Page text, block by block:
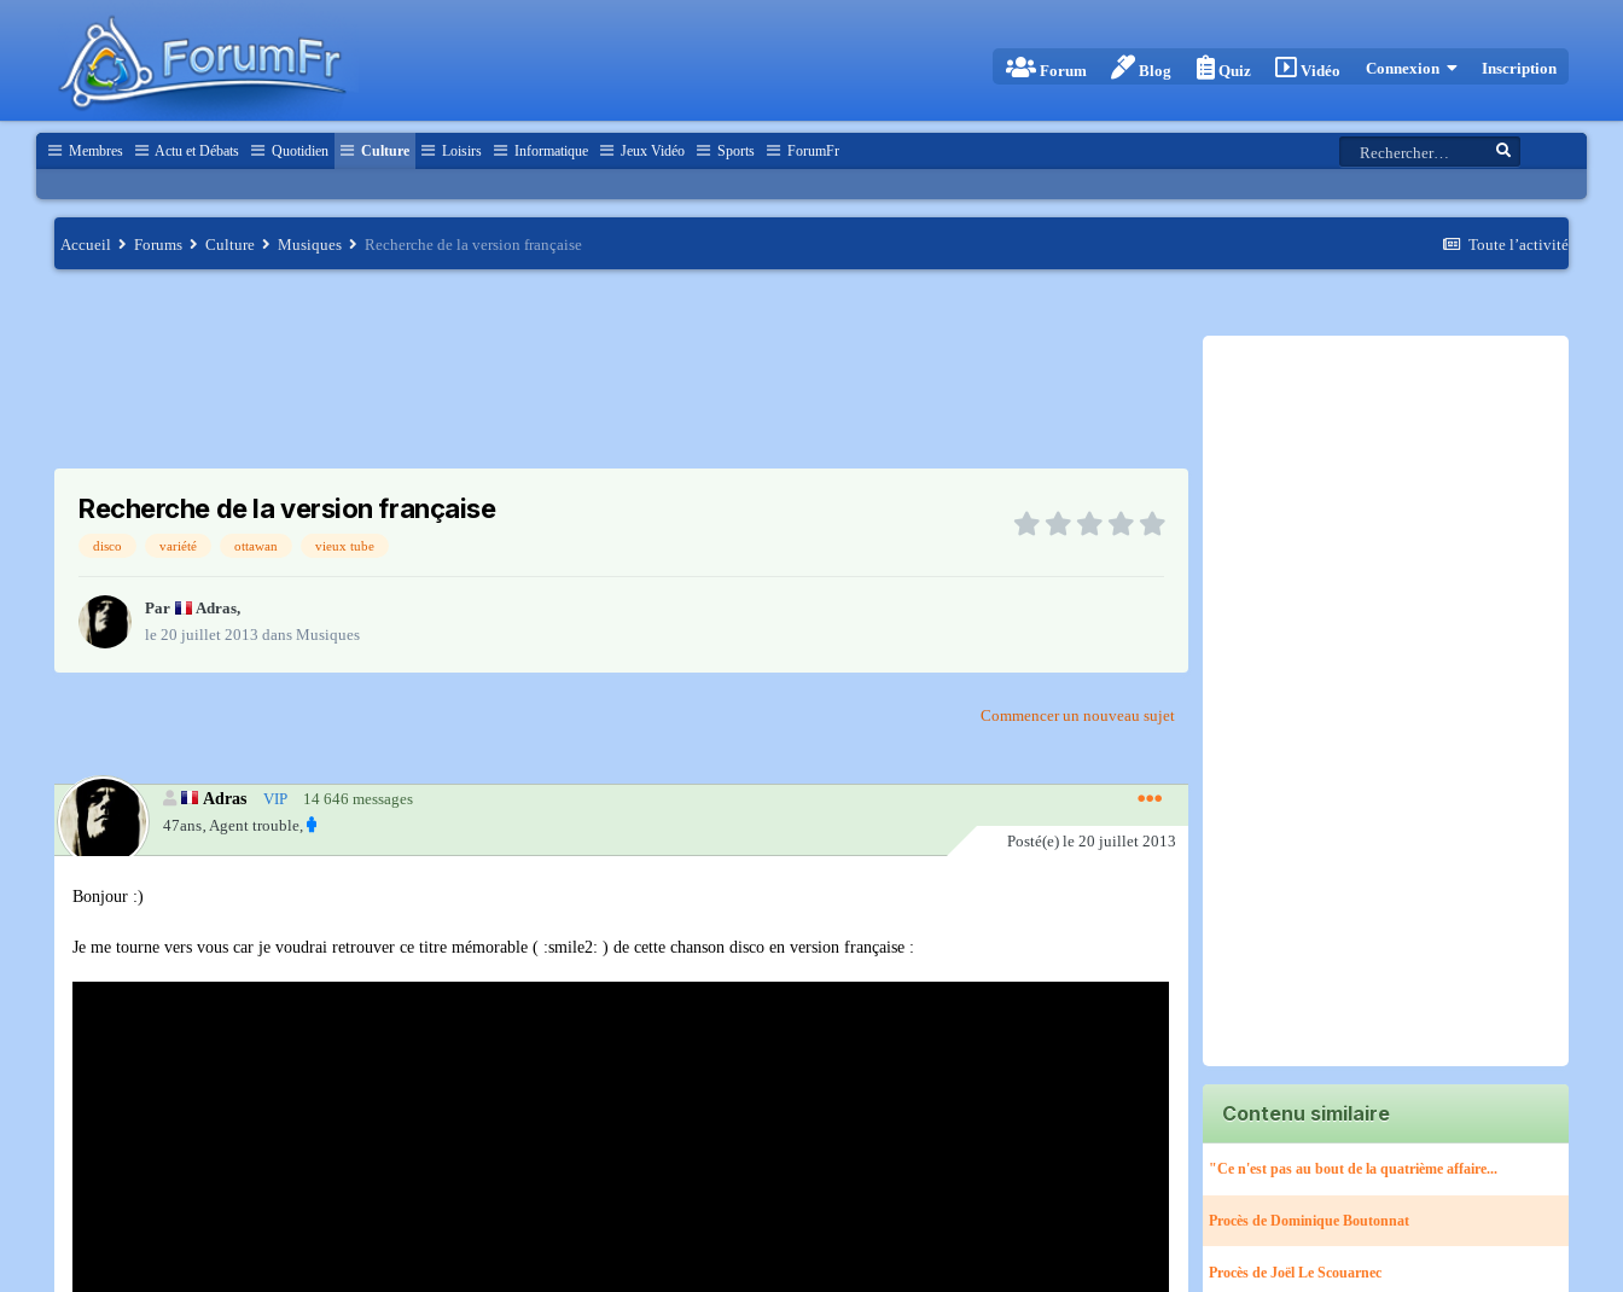
Forum Blog Quiz Vidéo Connexion Inscription
Membres Actu et Débats Quotidien Culture Loisirs Informatique Jeux Vidéo Sports ForumFr
Toute l’activité
Accueil Forums Culture Musiques Recherche de la version française
Recherche de la version française
disco variété ottawan vieux tube
Par Adras,
le 20 juillet 2013 dans Musiques
Commencer un nouveau sujet
Adras VIP
14 646 messages
47ans‚ Agent trouble,
Posté(e) le 20 juillet 2013
Bonjour :)
Je me tourne vers vous car je voudrai retrouver ce titre mémorable ( :smile2: ) de cette chanson disco en version française :
Contenu similaire
"Ce n'est pas au bout de la quatrième affaire...
Procès de Dominique Boutonnat
Procès de Joël Le Scouarnec